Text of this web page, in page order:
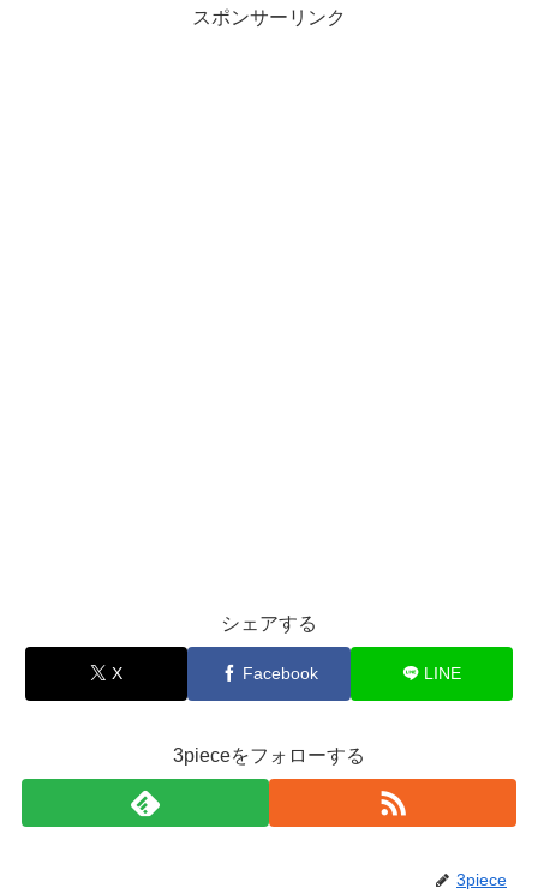
スポンサーリンク
シェアする
X Facebook LINE
3pieceをフォローする
3piece